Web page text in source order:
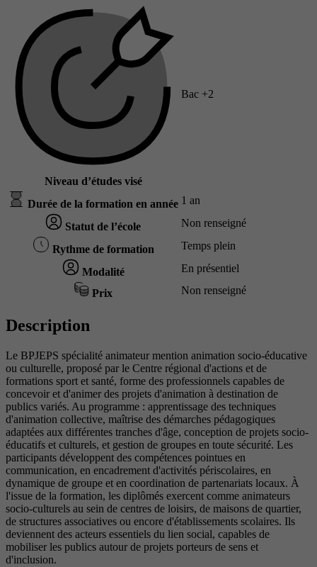
Niveau d’études visé
Bac +2
Durée de la formation en année 1 an
Statut de l’école Non renseigné
Rythme de formation Temps plein
Modalité En présentiel
Prix Non renseigné
Description
Le BPJEPS spécialité animateur mention animation socio-éducative
ou culturelle, proposé par le Centre régional d'actions et de
formations sport et santé, forme des professionnels capables de
concevoir et d'animer des projets d'animation à destination de
publics variés. Au programme : apprentissage des techniques
d'animation collective, maîtrise des démarches pédagogiques
adaptées aux différentes tranches d'âge, conception de projets socio-
éducatifs et culturels, et gestion de groupes en toute sécurité. Les
participants développent des compétences pointues en
communication, en encadrement d'activités périscolaires, en
dynamique de groupe et en coordination de partenariats locaux. À
l'issue de la formation, les diplômés exercent comme animateurs
socio-culturels au sein de centres de loisirs, de maisons de quartier,
de structures associatives ou encore d'établissements scolaires. Ils
deviennent des acteurs essentiels du lien social, capables de
mobiliser les publics autour de projets porteurs de sens et
d'inclusion.